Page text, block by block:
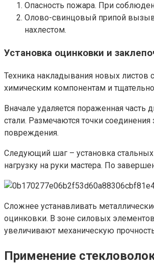
Опасность пожара. При
Олово-свинцовый припой
нахлестом.
Установка оцинковки и
Техника накладывания новых листов
химическим компонентам и
Вначале удаляется пораженная
стали. Размечаются точки
повреждения.
Следующий шаг – установка
нагрузку на руки мастера. По
Сложнее устанавливать
оцинковки. В зоне силовых
увеличивают механическую
Применение